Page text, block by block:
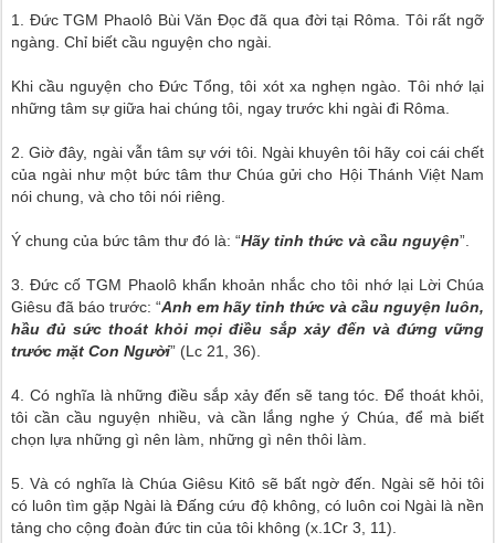
1. Đức TGM Phaolô Bùi Văn Đọc đã qua đời tại Rôma. Tôi rất ngỡ
ngàng. Chỉ biết cầu nguyện cho ngài.
Khi cầu nguyện cho Đức Tổng, tôi xót xa nghẹn ngào. Tôi nhớ lại
những tâm sự giữa hai chúng tôi, ngay trước khi ngài đi Rôma.
2. Giờ đây, ngài vẫn tâm sự với tôi. Ngài khuyên tôi hãy coi cái chết
của ngài như một bức tâm thư Chúa gửi cho Hội Thánh Việt Nam
nói chung, và cho tôi nói riêng.
Ý chung của bức tâm thư đó là: “Hãy tỉnh thức và cầu nguyện”.
3. Đức cố TGM Phaolô khẩn khoản nhắc cho tôi nhớ lại Lời Chúa
Giêsu đã báo trước: “Anh em hãy tỉnh thức và cầu nguyện luôn,
hầu đủ sức thoát khỏi mọi điều sắp xảy đến và đứng vững
trước mặt Con Người” (Lc 21, 36).
4. Có nghĩa là những điều sắp xảy đến sẽ tang tóc. Để thoát khỏi,
tôi cần cầu nguyện nhiều, và cần lắng nghe ý Chúa, để mà biết
chọn lựa những gì nên làm, những gì nên thôi làm.
5. Và có nghĩa là Chúa Giêsu Kitô sẽ bất ngờ đến. Ngài sẽ hỏi tôi
có luôn tìm gặp Ngài là Đấng cứu độ không, có luôn coi Ngài là nền
tảng cho cộng đoàn đức tin của tôi không (x.1Cr 3, 11).